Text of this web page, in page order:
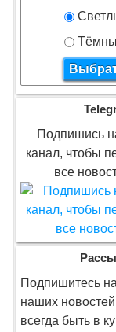
Подпишись
канал, чтобы
все
Подпишитесь
наших
всегда быть в